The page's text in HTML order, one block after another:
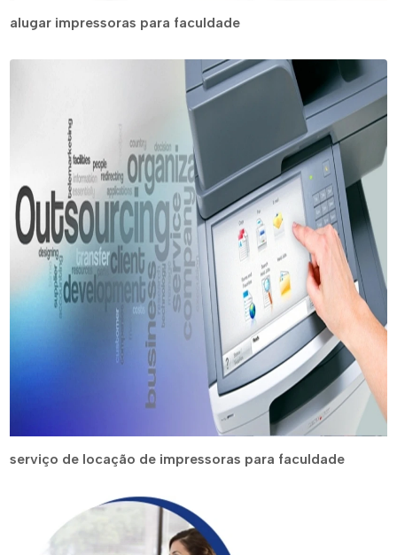
alugar impressoras para faculdade
serviço de locação de impressoras para faculdade